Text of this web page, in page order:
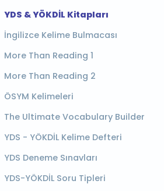
YDS & YÖKDİL Kitapları
İngilizce Kelime Bulmacası
More Than Reading 1
More Than Reading 2
ÖSYM Kelimeleri
The Ultimate Vocabulary Builder
YDS - YÖKDİL Kelime Defteri
YDS Deneme Sınavları
YDS-YÖKDİL Soru Tipleri